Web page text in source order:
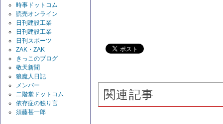
時事ドットコム
読売オンライン
日刊建設工業
日刊建設工業
日刊スポーツ
ZAK・ZAK
きっこのブログ
敬天新聞
狼魔人日記
メンバー
二階堂ドットコム
依存症の独り言
須藤甚一郎
関連記事